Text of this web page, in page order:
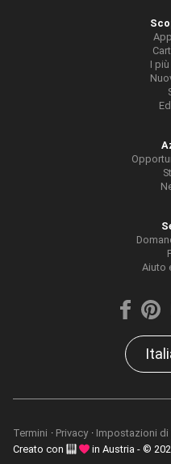
I
Aiuto
Termini Privacy Impostazioni
Creato con
in Austria - ©